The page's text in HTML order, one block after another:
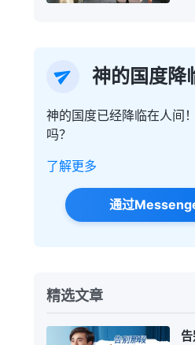
神的国度降
神的国度已经降临在人间
吗？
了解更多
通过
精选文章